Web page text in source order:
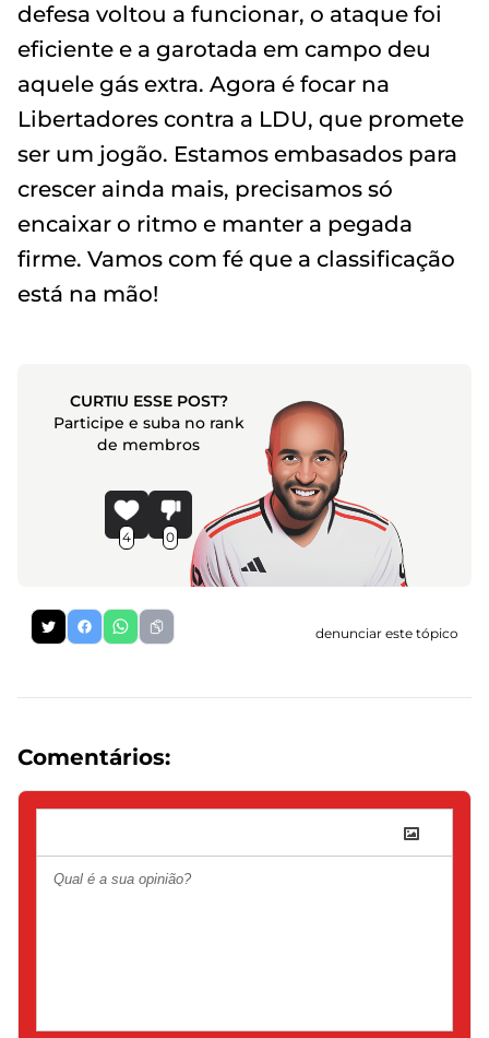
defesa voltou a funcionar, o ataque foi
eficiente e a garotada em campo deu
aquele gás extra. Agora é focar na
Libertadores contra a LDU, que promete
ser um jogão. Estamos embasados para
crescer ainda mais, precisamos só
encaixar o ritmo e manter a pegada
firme. Vamos com fé que a classificação
está na mão!
CURTIU ESSE POST?
Participe e suba no rank
de membros
4 0
denunciar este tópico
Comentários: